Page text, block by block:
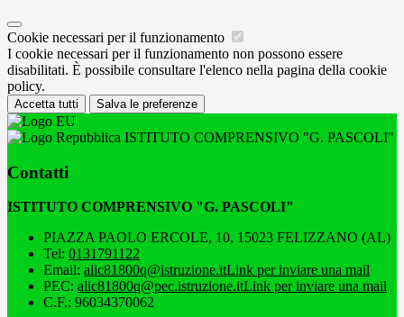
Cookie necessari per il funzionamento
I cookie necessari per il funzionamento non possono essere
disabilitati. È possibile consultare l'elenco nella pagina della cookie
policy.
Accetta tutti Salva le preferenze
ISTITUTO COMPRENSIVO "G. PASCOLI"
Contatti
ISTITUTO COMPRENSIVO "G. PASCOLI"
PIAZZA PAOLO ERCOLE, 10, 15023 FELIZZANO (AL)
Tel: 0131791122
Email: alic81800q@istruzione.itLink per inviare una mail
PEC: alic81800q@pec.istruzione.itLink per inviare una mail
C.F.: 96034370062